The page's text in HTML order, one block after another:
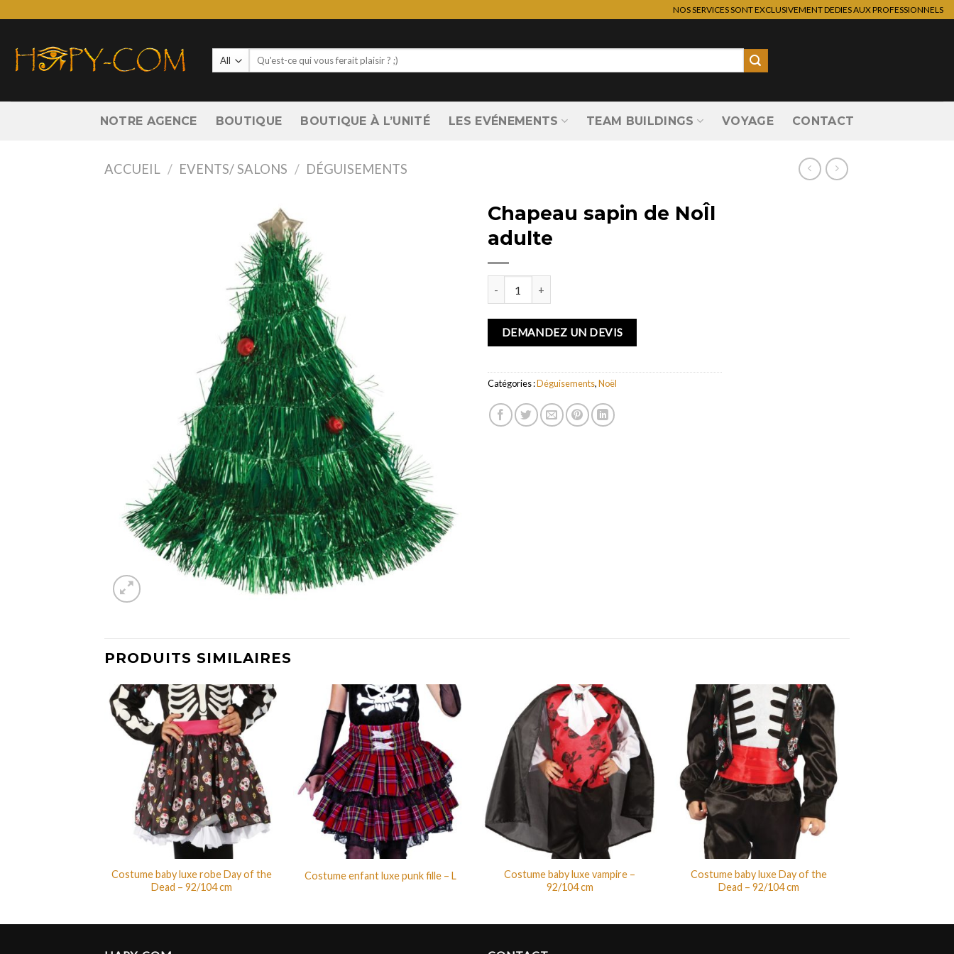
NOS SERVICES SONT EXCLUSIVEMENT DEDIES AUX PROFESSIONNELS
Recherche
pour :
NOTRE AGENCE BOUTIQUE BOUTIQUE À L’UNITÉ LES EVÉNEMENTS TEAM BUILDINGS VOYAGE CONTACT
ACCUEIL / EVENTS/ SALONS / DÉGUISEMENTS
Chapeau sapin de NoÎl
adulte
DEMANDEZ UN DEVIS
Catégories :Déguisements,Noël
PRODUITS SIMILAIRES
Costume baby luxe robe Day of the
Dead – 92/104 cm
Costume enfant luxe punk fille – L
Costume baby luxe vampire –
92/104 cm
Costume baby luxe Day of the
Dead – 92/104 cm